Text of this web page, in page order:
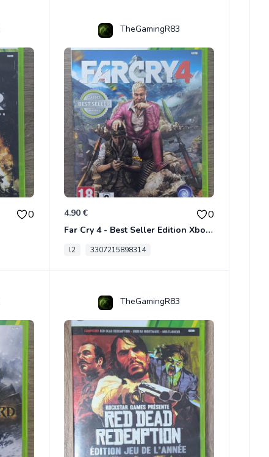
0
TheGamingR83
4.90 € 0
Far Cry 4 - Best Seller Edition Xbox 360
l2 3307215898314
TheGamingR83